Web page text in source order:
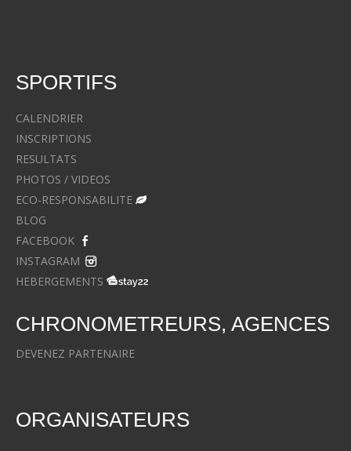
SPORTIFS
CALENDRIER
INSCRIPTIONS
RESULTATS
PHOTOS / VIDEOS
ECO-RESPONSABILITE
BLOG
FACEBOOK
INSTAGRAM
HEBERGEMENTS
CHRONOMETREURS, AGENCES
DEVENEZ PARTENAIRE
ORGANISATEURS